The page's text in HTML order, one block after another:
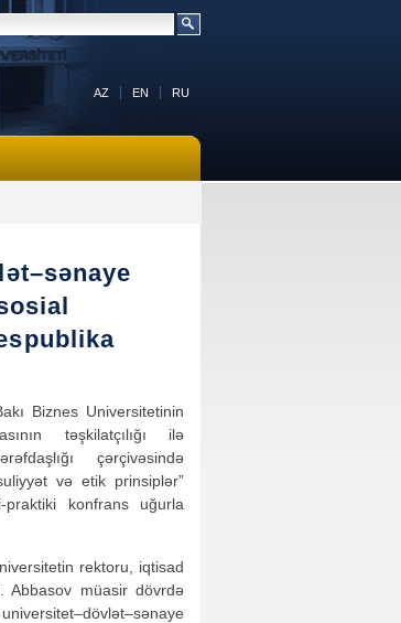
Biznes Universitetinin
təşkilatçılığı ilə
çərçivəsində
və etik prinsiplər”
praktiki konfrans uğurla
rektoru, iqtisad
Abbasov müasir dövrdə
AZ EN RU